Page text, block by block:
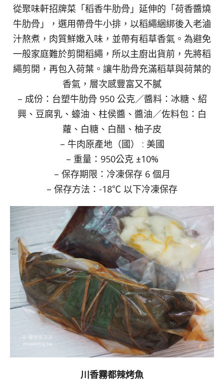
從聚味軒招牌菜「稻香牛肋骨」延伸的「荷香醬燒
牛肋骨」，選用帶骨牛小排，以稻繩綑綁後入老滷
汁熬煮，肉質鮮嫩入味，並帶有稻草香氣。為避免
一般家庭難於剪開稻繩，所以主廚出貨前，先將稻
繩剪開，再包入荷葉。讓牛肋骨充滿稻草與荷葉的
香氣，層次感豐富又不膩
– 成份：台塑牛肋骨 950 公克／醬料：冰糖、紹
興、豆腐乳、蠔油、柱侯醬、醬油／佐料包：白
蘿、白糖、白醋、柚子皮
– 牛肉原產地（國） : 美國
– 重量：950公克 ±10%
– 保存期限：冷凍保存 6 個月
– 保存方法：-18℃ 以下冷凍保存
川香霧都辣烤魚